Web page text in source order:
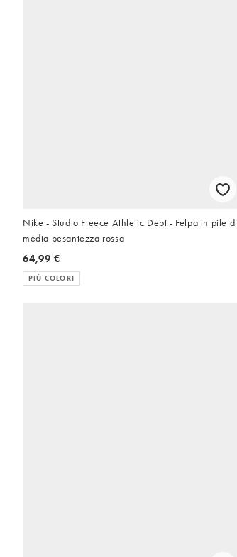
Nike - Studio Fleece Athletic Dept - Felpa in pile di
media pesantezza rossa
64,99 €
PIÙ COLORI